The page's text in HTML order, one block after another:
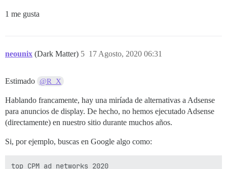
1 me gusta
neounix (Dark Matter) 17 Agosto, 2020 06:31
5
Estimado @R_X
Hablando francamente, hay una miríada de alternativas a Adsense
para anuncios de display. De hecho, no hemos ejecutado Adsense
(directamente) en nuestro sitio durante muchos años.
Si, por ejemplo, buscas en Google algo como: